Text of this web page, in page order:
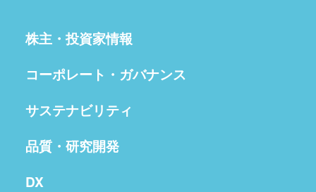
株主・投資家情報
コーポレート・ガバナンス
サステナビリティ
品質・研究開発
DX